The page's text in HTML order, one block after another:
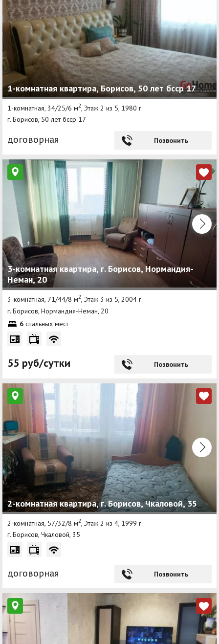
1-комнатная квартира, Борисов, 50 лет бсср 17
1-комнатная, 34/25/6 м2 , Этаж 2 из 5, 1980 г.
г. Борисов, 50 лет бсср 17
договорная Позвонить
3-комнатная квартира, г. Борисов, Нормандия-
Неман, 20
3-комнатная, 71/44/8 м2, Этаж 3 из 5, 2004 г.
г. Борисов, Нормандия-Неман, 20
6 спальных мест
55 руб/сутки Позвонить
2-комнатная квартира, г. Борисов, Чкаловой, 35
2-комнатная, 57/32/8 м2 , Этаж 2 из 4, 1999 г.
г. Борисов, Чкаловой, 35
договорная Позвонить